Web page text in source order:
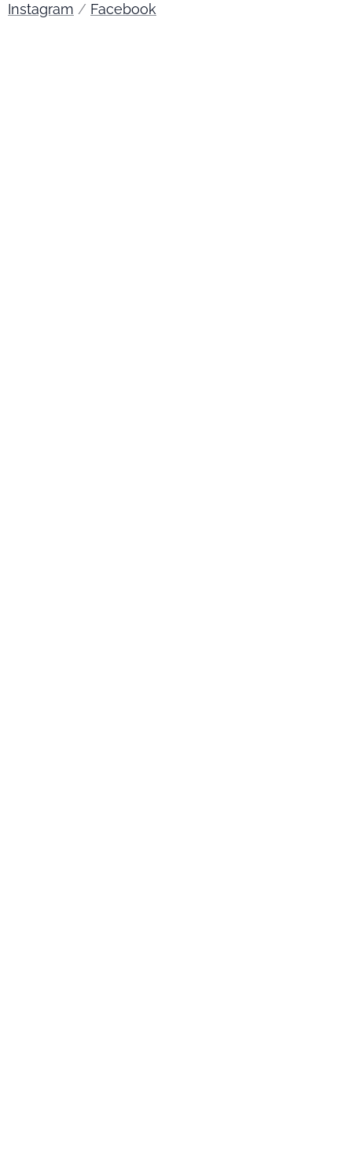
Instagram / Facebook